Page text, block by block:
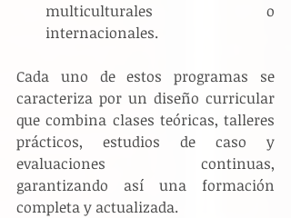
multiculturales o
internacionales.
Cada uno de estos programas se
caracteriza por un diseño curricular
que combina clases teóricas, talleres
prácticos, estudios de caso y
evaluaciones continuas,
garantizando así una formación
completa y actualizada.